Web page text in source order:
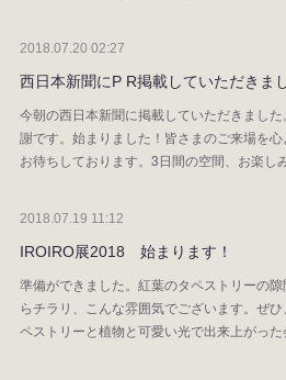
2018.07.20 02:27
西日本新聞にP R掲載していただきま
今朝の西日本新聞に掲載していただきまし
謝です。始まりました！皆さまのご来場を心
お待ちしております。3日間の空間、お楽し
2018.07.19 11:12
IROIRO展2018 始まります！
準備ができました。紅葉のタペストリーの
らチラリ、こんな雰囲気でございます。ぜひ
ペストリーと植物と可愛い光で出来上がった